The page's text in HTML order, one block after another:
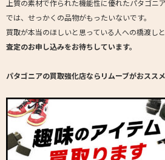
上質の素材で作られた機能性に優れたパタゴニ
では、せっかくの品物がもったいないです。
買取が本当のほしいと思っている人への橋渡し
査定のお申し込みをお待ちしています。
パタゴニアの買取強化店ならリムーブがおススメ